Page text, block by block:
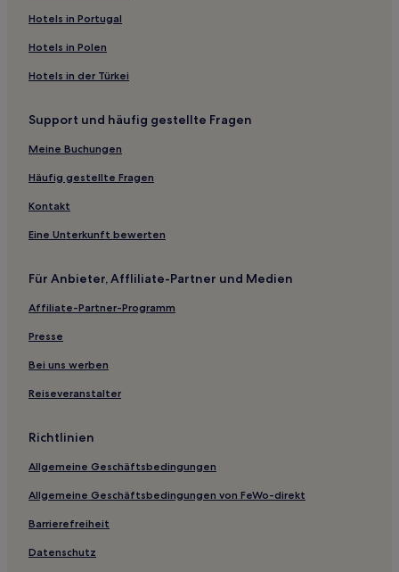
Hotels in Portugal
Hotels in Polen
Hotels in der Türkei
Support und häufig gestellte Fragen
Meine Buchungen
Häufig gestellte Fragen
Kontakt
Eine Unterkunft bewerten
Für Anbieter, Affliliate-Partner und Medien
Affiliate-Partner-Programm
Presse
Bei uns werben
Reiseveranstalter
Richtlinien
Allgemeine Geschäftsbedingungen
Allgemeine Geschäftsbedingungen von FeWo-direkt
Barrierefreiheit
Datenschutz